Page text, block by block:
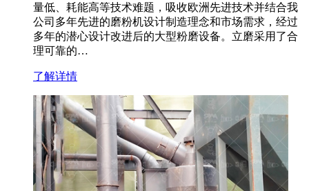
量低、耗能高等技术难题，吸收欧洲先进技术并结合我
公司多年先进的磨粉机设计制造理念和市场需求，经过
多年的潜心设计改进后的大型粉磨设备。立磨采用了合
理可靠的…
了解详情